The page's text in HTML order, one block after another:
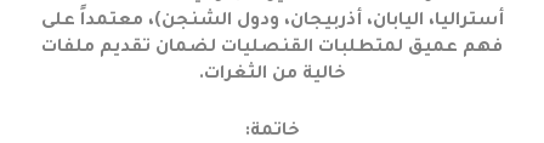
أستراليا، اليابان، أذربيجان، ودول الشنجن)، معتمداً على
فهم عميق لمتطلبات القنصليات لضمان تقديم ملفات
خالية من الثغرات.
خاتمة: